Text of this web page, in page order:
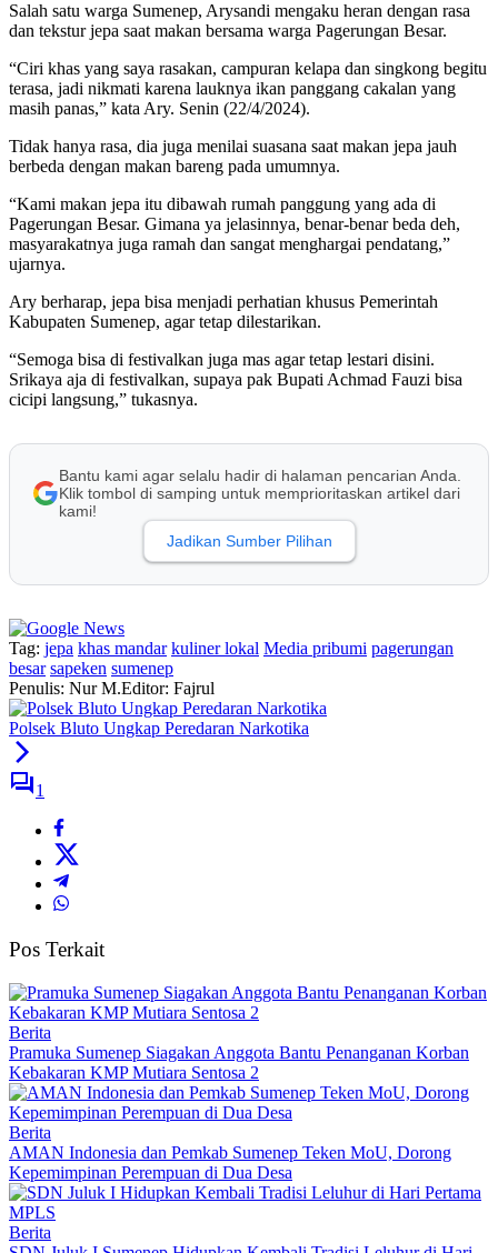
Salah satu warga Sumenep, Arysandi mengaku heran dengan rasa
dan tekstur jepa saat makan bersama warga Pagerungan Besar.
“Ciri khas yang saya rasakan, campuran kelapa dan singkong begitu
terasa, jadi nikmati karena lauknya ikan panggang cakalan yang
masih panas,” kata Ary. Senin (22/4/2024).
Tidak hanya rasa, dia juga menilai suasana saat makan jepa jauh
berbeda dengan makan bareng pada umumnya.
“Kami makan jepa itu dibawah rumah panggung yang ada di
Pagerungan Besar. Gimana ya jelasinnya, benar-benar beda deh,
masyarakatnya juga ramah dan sangat menghargai pendatang,”
ujarnya.
Ary berharap, jepa bisa menjadi perhatian khusus Pemerintah
Kabupaten Sumenep, agar tetap dilestarikan.
“Semoga bisa di festivalkan juga mas agar tetap lestari disini.
Srikaya aja di festivalkan, supaya pak Bupati Achmad Fauzi bisa
cicipi langsung,” tukasnya.
Bantu kami agar selalu hadir di halaman pencarian Anda.
Klik tombol di samping untuk memprioritaskan artikel dari
kami!
Jadikan Sumber Pilihan
Tag: jepa khas mandar kuliner lokal Media pribumi pagerungan
besar sapeken sumenep
Penulis: Nur M.Editor: Fajrul
Polsek Bluto Ungkap Peredaran Narkotika
1
Pos Terkait
Berita
Pramuka Sumenep Siagakan Anggota Bantu Penanganan Korban
Kebakaran KMP Mutiara Sentosa 2
Berita
AMAN Indonesia dan Pemkab Sumenep Teken MoU, Dorong
Kepemimpinan Perempuan di Dua Desa
Berita